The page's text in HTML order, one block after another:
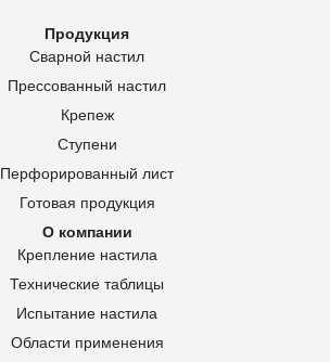
Продукция
Сварной настил
Прессованный настил
Крепеж
Ступени
Перфорированный лист
Готовая продукция
О компании
Крепление настила
Технические таблицы
Испытание настила
Области применения